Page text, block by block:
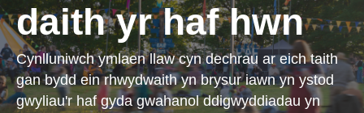
daith yr haf hwn
Cynlluniwch ymlaen llaw cyn dechrau ar eich taith
gan bydd ein rhwydwaith yn brysur iawn yn ystod
gwyliau'r haf gyda gwahanol ddigwyddiadau yn